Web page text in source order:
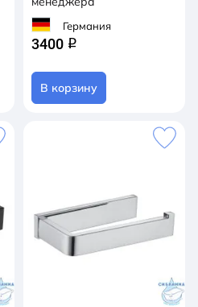
Германия
3400 q
В корзину